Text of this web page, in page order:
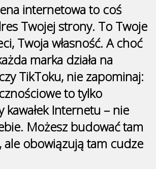
internetowa to coś
Twojej strony. To Twoje
Twoja własność. A choć
marka działa na
TikToku, nie zapominaj:
to tylko
kawałek Internetu – nie
Możesz budować tam
ale obowiązują tam cudze